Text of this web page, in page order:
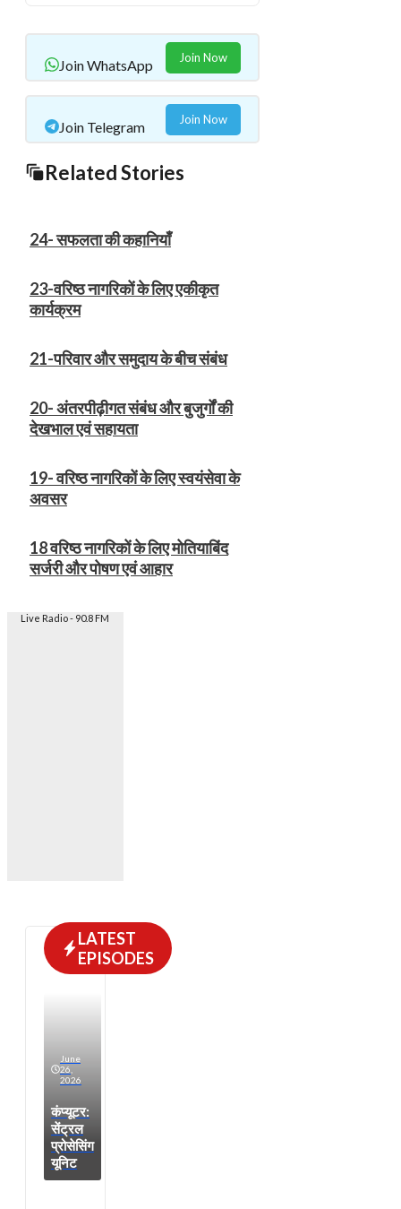
Join WhatsApp Join Now
Join Telegram Join Now
Related Stories
24- सफलता की कहानियाँ
23-वरिष्ठ नागरिकों के लिए एकीकृत
कार्यक्रम
21-परिवार और समुदाय के बीच संबंध
20- अंतरपीढ़ीगत संबंध और बुजुर्गों की
देखभाल एवं सहायता
19- वरिष्ठ नागरिकों के लिए स्वयंसेवा के
अवसर
18 वरिष्ठ नागरिकों के लिए मोतियाबिंद
सर्जरी और पोषण एवं आहार
Live Radio - 90.8 FM
LATEST
EPISODES
June
26,
2026
कंप्यूटर:
सेंट्रल
प्रोसेसिंग
यूनिट